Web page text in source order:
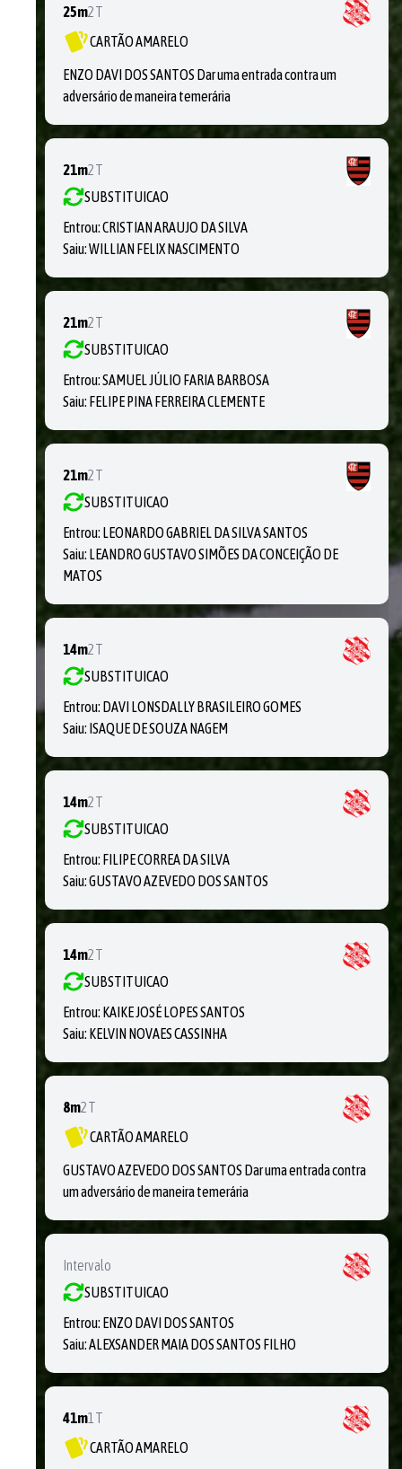
25m2T
CARTÃO AMARELO
ENZO DAVI DOS SANTOS Dar uma entrada contra um
adversário de maneira temerária
21m2T
SUBSTITUICAO
Entrou:CRISTIAN ARAUJO DA SILVA
Saiu:WILLIAN FELIX NASCIMENTO
21m2T
SUBSTITUICAO
Entrou:SAMUEL JÚLIO FARIA BARBOSA
Saiu: FELIPE PINA FERREIRA CLEMENTE
21m2T
SUBSTITUICAO
Entrou: LEONARDO GABRIEL DA SILVA SANTOS
Saiu: LEANDRO GUSTAVO SIMÕES DA CONCEIÇÃO DE
MATOS
14m2T
SUBSTITUICAO
Entrou: DAVI LONSDALLY BRASILEIRO GOMES
Saiu: ISAQUE DE SOUZA NAGEM
14m2T
SUBSTITUICAO
Entrou: FILIPE CORREA DA SILVA
Saiu:GUSTAVO AZEVEDO DOS SANTOS
14m2T
SUBSTITUICAO
Entrou: KAIKE JOSÉ LOPES SANTOS
Saiu: KELVIN NOVAES CASSINHA
8m2T
CARTÃO AMARELO
GUSTAVO AZEVEDO DOS SANTOS Dar uma entrada contra
um adversário de maneira temerária
Intervalo
SUBSTITUICAO
Entrou: ENZO DAVI DOS SANTOS
Saiu:ALEXSANDER MAIA DOS SANTOS FILHO
41m1T
CARTÃO AMARELO